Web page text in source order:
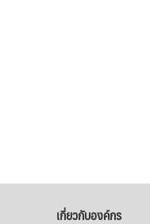
เกี่ยวกับองค์กร